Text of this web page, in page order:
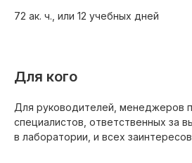
72 ак. ч., или 12 учебных дней
Для кого
Для руководителей, менеджеров
специалистов, ответственных за
в лаборатории, и всех